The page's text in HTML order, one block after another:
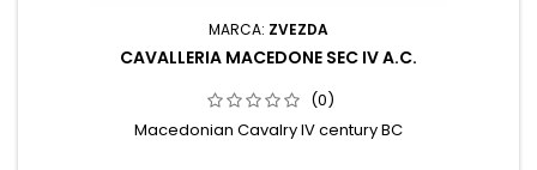
MARCA: ZVEZDA
CAVALLERIA MACEDONE SEC IV A.C.
(0)
Macedonian Cavalry IV century BC